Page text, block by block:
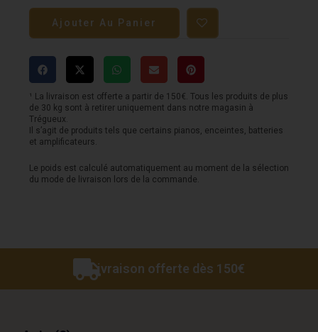
de
Pédale
MOOER
Fog
bass
fuzz
Ajouter Au Panier
¹ La livraison est offerte a partir de 150€. Tous les produits de plus
de 30 kg sont à retirer uniquement dans notre magasin à
Trégueux.
Il s’agit de produits tels que certains pianos, enceintes, batteries
et amplificateurs.
Le poids est calculé automatiquement au moment de la sélection
du mode de livraison lors de la commande.
Livraison offerte dès 150€